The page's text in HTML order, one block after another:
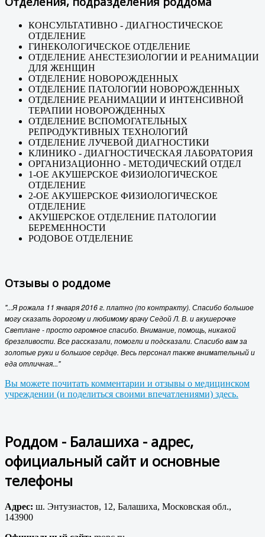
КОНСУЛЬТАТИВНО - ДИАГНОСТИЧЕСКОЕ
ОТДЕЛЕНИЕ
ГИНЕКОЛОГИЧЕСКОЕ ОТДЕЛЕНИЕ
ОТДЕЛЕНИЕ АНЕСТЕЗИОЛОГИИ И РЕАНИМАЦИИ
ДЛЯ ЖЕНЩИН
ОТДЕЛЕНИЕ НОВОРОЖДЕННЫХ
ОТДЕЛЕНИЕ ПАТОЛОГИИ НОВОРОЖДЕННЫХ
ОТДЕЛЕНИЕ РЕАНИМАЦИИ И ИНТЕНСИВНОЙ
ТЕРАПИИ НОВОРОЖДЕННЫХ
ОТДЕЛЕНИЕ ВСПОМОГАТЕЛЬНЫХ
РЕПРОДУКТИВНЫХ ТЕХНОЛОГИЙ
ОТДЕЛЕНИЕ ЛУЧЕВОЙ ДИАГНОСТИКИ
КЛИНИКО - ДИАГНОСТИЧЕСКАЯ ЛАБОРАТОРИЯ
ОРГАНИЗАЦИОННО - МЕТОДИЧЕСКИЙ ОТДЕЛ
1-ОЕ АКУШЕРСКОЕ ФИЗИОЛОГИЧЕСКОЕ
ОТДЕЛЕНИЕ
2-ОЕ АКУШЕРСКОЕ ФИЗИОЛОГИЧЕСКОЕ
ОТДЕЛЕНИЕ
АКУШЕРСКОЕ ОТДЕЛЕНИЕ ПАТОЛОГИИ
БЕРЕМЕННОСТИ
РОДОВОЕ ОТДЕЛЕНИЕ
Отзывы о роддоме
"...Я рожала 11 января 2016 г. платно (по контракту). Спасибо большое
могу сказать дорогому и любимому врачу Седой Л. В. и акушерочке
Светлане - просто огромное спасибо. Внимание, помощь, никакой
брезгливости. Все рассказали, помогли и подсказали. Спасибо вам за
золотые руки и большое сердце. Весь персонал также внимательный и
еда отличная..."
Вы можете почитать комментарии и отзывы о медицинском
учреждении (и поделиться своими впечатлениями) здесь.
Роддом - Балашиха - адрес,
официальный сайт и основные
телефоны
Адрес: ш. Энтузиастов, 12, Балашиха, Московская обл.,
143900